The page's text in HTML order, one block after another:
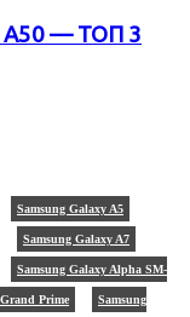
A50 — ТОП 3
Samsung Galaxy A5
Samsung Galaxy A7
Samsung Galaxy Alpha SM-
Prime Samsung